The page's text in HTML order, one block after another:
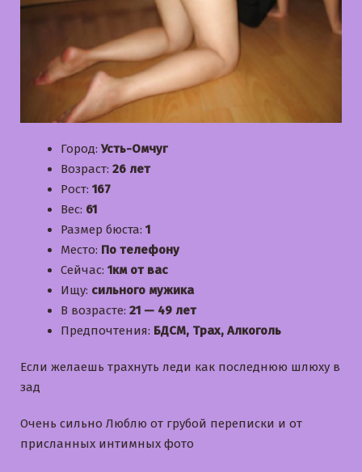
Город: Усть-Омчуг
Возраст: 26 лет
Рост: 167
Вес: 61
Размер бюста: 1
Место: По телефону
Сейчас: 1км от вас
Ищу: сильного мужика
В возрасте: 21 — 49 лет
Предпочтения: БДСМ, Трах, Алкоголь
Если желаешь трахнуть леди как последнюю шлюху в
зад
Очень сильно Люблю от грубой переписки и от
присланных интимных фото